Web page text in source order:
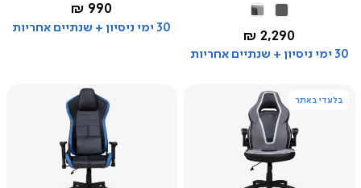
שחורשחור
בהירהחל מ-
2,290 ₪
30 ימי ניסיון + שנתיים אחריות
החל מ-
990 ₪
30 ימי ניסיון + שנתיים אחריות
אפור
בלעדי באתר
צפייה
מהירה
צפייה
מהירה